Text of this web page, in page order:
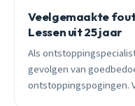
Veelgemaakte
Lessen uit 25 jaar
Als
gevolgen van
ontstoppingspogingen.